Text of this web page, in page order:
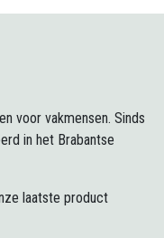
voor vakmensen. Sinds
in het Brabantse
laatste product